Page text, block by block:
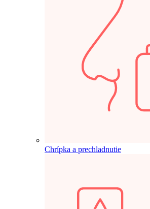
Chrípka a prechladnutie